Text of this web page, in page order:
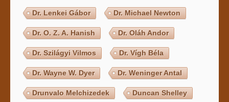
Dr. Lenkei Gábor Dr. Michael Newton
Dr. O. Z. A. Hanish Dr. Oláh Andor
Dr. Szilágyi Vilmos Dr. Vígh Béla
Dr. Wayne W. Dyer Dr. Weninger Antal
Drunvalo Melchizedek Duncan Shelley